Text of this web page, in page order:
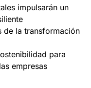
impulsarán un
de la transformación
para
empresas